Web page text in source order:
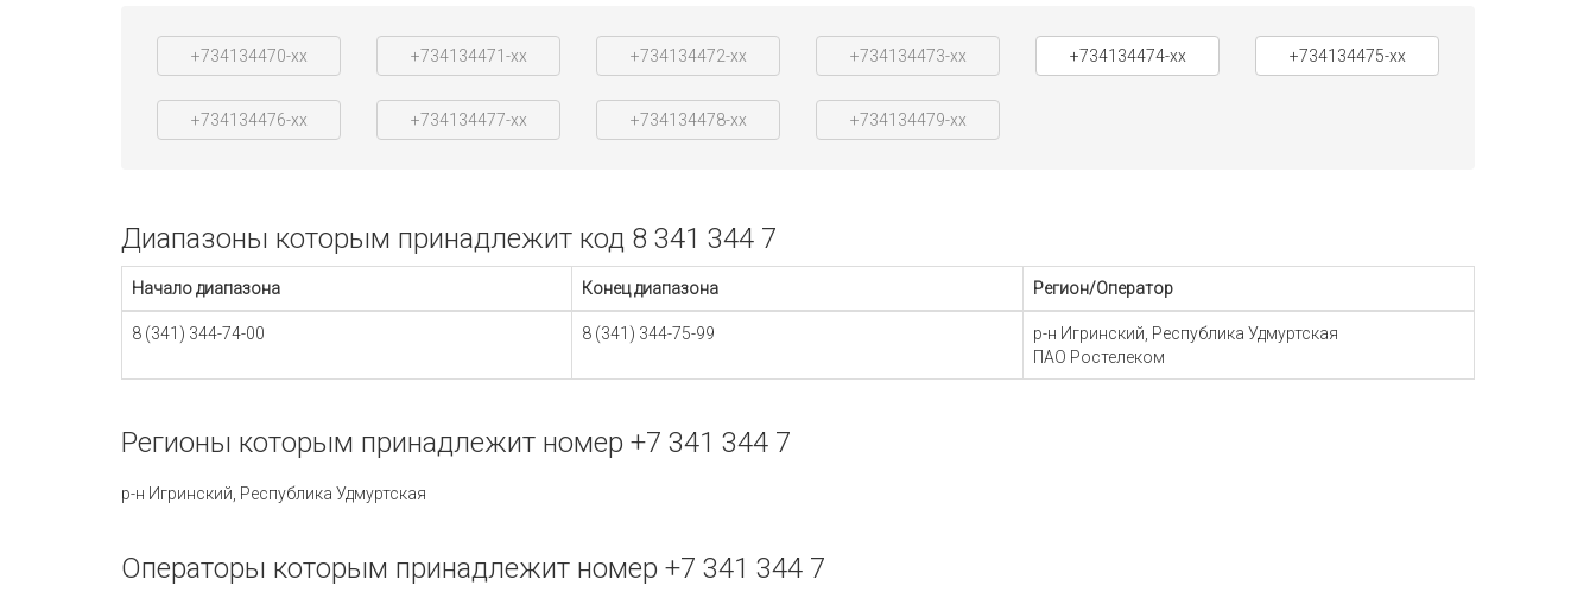
+734134470-xx +734134471-xx +734134472-xx +734134473-xx +734134474-xx +734134475-xx
+734134476-xx +734134477-xx +734134478-xx +734134479-xx
Диапазоны которым принадлежит код 8 341 344 7
Начало диапазона Конец диапазона Регион/Оператор
8 (341) 344-74-00 8 (341) 344-75-99
р-н Игринский, Республика Удмуртская
ПАО Ростелеком
Регионы которым принадлежит номер +7 341 344 7
р-н Игринский, Республика Удмуртская
Операторы которым принадлежит номер +7 341 344 7